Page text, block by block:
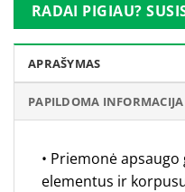
RADAI PIGIAU?
APRAŠYMAS
PAPILDOMA INFORMACIJA
• Priemonė
elementus ir